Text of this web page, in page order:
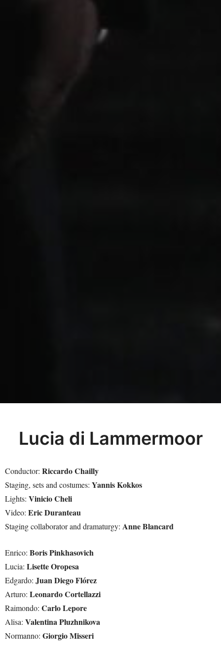
Lucia di Lammermoor
Conductor: Riccardo Chailly
Staging, sets and costumes: Yannis Kokkos
Lights: Vinicio Cheli
Video: Eric Duranteau
Staging collaborator and dramaturgy: Anne Blancard
Enrico: Boris Pinkhasovich
Lucia: Lisette Oropesa
Edgardo: Juan Diego Flórez
Arturo: Leonardo Cortellazzi
Raimondo: Carlo Lepore
Alisa: Valentina Pluzhnikova
Normanno: Giorgio Misseri